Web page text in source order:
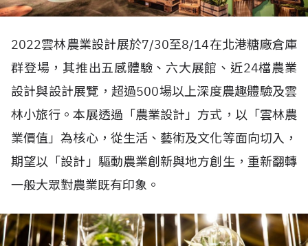
2022雲林農業設計展於7/30至8/14在北港糖廠倉庫
群登場，其推出五感體驗、六大展館、近24檔農業
設計與設計展覽，超過500場以上深度農趣體驗及雲
林小旅行。本展透過「農業設計」方式，以「雲林農
業價值」為核心，從生活、藝術及文化等面向切入，
期望以「設計」驅動農業創新與地方創生，重新翻轉
一般大眾對農業既有印象。